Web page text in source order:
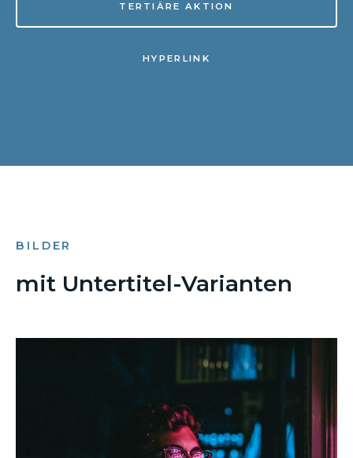
TERTIÄRE AKTION
HYPERLINK
BILDER
mit Untertitel-Varianten